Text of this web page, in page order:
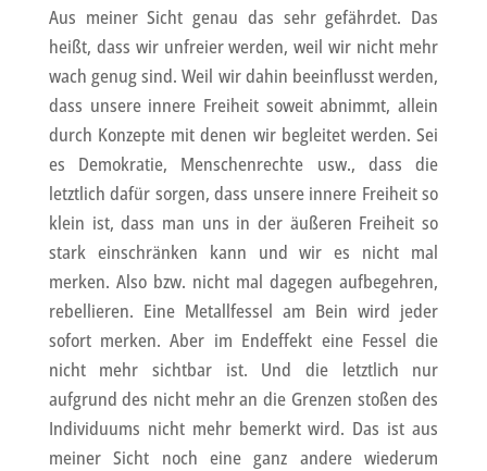
Aus meiner Sicht genau das sehr gefährdet. Das
heißt, dass wir unfreier werden, weil wir nicht mehr
wach genug sind. Weil wir dahin beeinflusst werden,
dass unsere innere Freiheit soweit abnimmt, allein
durch Konzepte mit denen wir begleitet werden. Sei
es Demokratie, Menschenrechte usw., dass die
letztlich dafür sorgen, dass unsere innere Freiheit so
klein ist, dass man uns in der äußeren Freiheit so
stark einschränken kann und wir es nicht mal
merken. Also bzw. nicht mal dagegen aufbegehren,
rebellieren. Eine Metallfessel am Bein wird jeder
sofort merken. Aber im Endeffekt eine Fessel die
nicht mehr sichtbar ist. Und die letztlich nur
aufgrund des nicht mehr an die Grenzen stoßen des
Individuums nicht mehr bemerkt wird. Das ist aus
meiner Sicht noch eine ganz andere wiederum